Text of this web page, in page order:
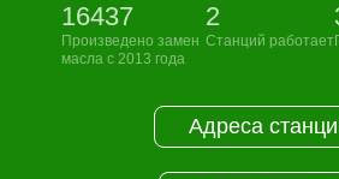
16437
Произведено замен
масла с 2013 года
2
Станций работает
Адреса